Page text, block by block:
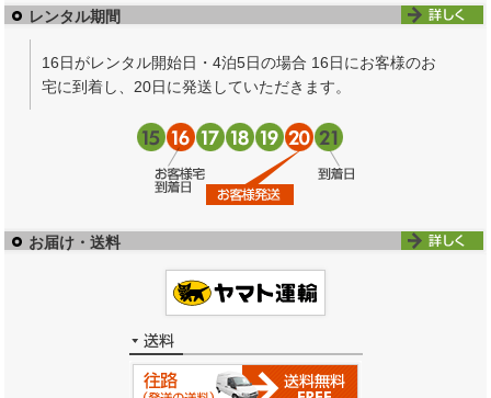
レンタル期間
16日がレンタル開始日・4泊5日の場合 16日にお客様のお
宅に到着し、20日に発送していただきます。
お届け・送料